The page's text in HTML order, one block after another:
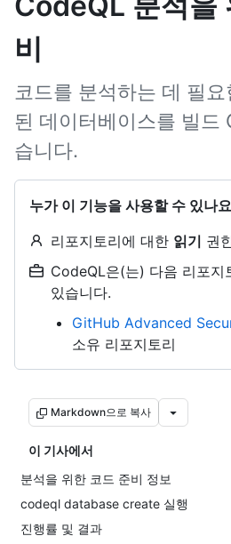
비
코드를 분석하는 데 필
된 데이터베이스를 빌드
습니다.
누가 이 기능을 사용할 수 있나
리포지토리에 대한 읽기 권
CodeQL은(는) 다음 리포지
있습니다.
GitHub Advanced
소유 리포지토리
Markdown으로 복사
이 기사에서
분석을 위한 코드 준비 정보
codeql database create 실행
진행률 및 결과